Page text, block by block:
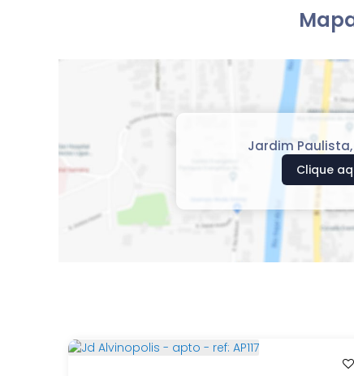
Jardim Paulista,
Clique